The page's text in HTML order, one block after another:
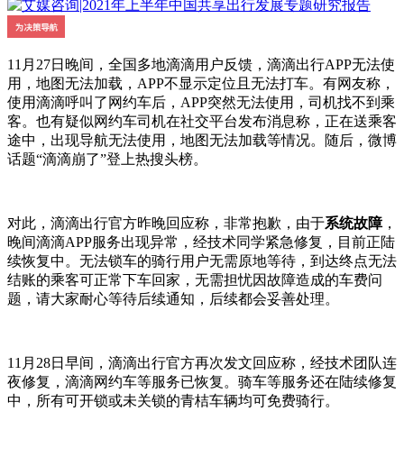
11月27日晚间，全国多地滴滴用户反馈，滴滴出行APP无法使
用，地图无法加载，APP不显示定位且无法打车。有网友称，
使用滴滴呼叫了网约车后，APP突然无法使用，司机找不到乘
客。也有疑似网约车司机在社交平台发布消息称，正在送乘客
途中，出现导航无法使用，地图无法加载等情况。随后，微博
话题“滴滴崩了”登上热搜头榜。
对此，滴滴出行官方昨晚回应称，非常抱歉，由于系统故障，
晚间滴滴APP服务出现异常，经技术同学紧急修复，目前正陆
续恢复中。无法锁车的骑行用户无需原地等待，到达终点无法
结账的乘客可正常下车回家，无需担忧因故障造成的车费问
题，请大家耐心等待后续通知，后续都会妥善处理。
11月28日早间，滴滴出行官方再次发文回应称，经技术团队连
夜修复，滴滴网约车等服务已恢复。骑车等服务还在陆续修复
中，所有可开锁或未关锁的青桔车辆均可免费骑行。